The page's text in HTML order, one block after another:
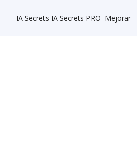
IA Secrets IA Secrets PRO Mejorar